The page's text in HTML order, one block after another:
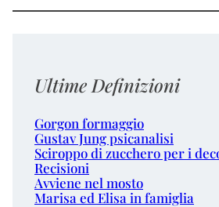
Ultime Definizioni
Gorgon formaggio
Gustav Jung psicanalisi
Sciroppo di zucchero per i
Recisioni
Avviene nel mosto
Marisa ed Elisa in famiglia